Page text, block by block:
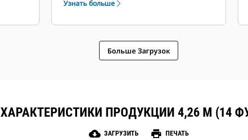
Узнать больше
Больше Загрузок
ХАРАКТЕРИСТИКИ ПРОДУКЦИИ 4,26 М (14
cloud_download ЗАГРУЗИТЬ print ПЕЧАТЬ